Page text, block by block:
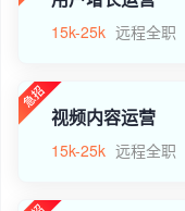
15k-25k 远程全职
视频内容运营
15k-25k 远程全职